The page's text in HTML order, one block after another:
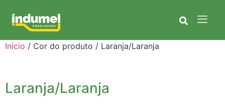
Início / Cor do produto / Laranja/Laranja
Laranja/Laranja